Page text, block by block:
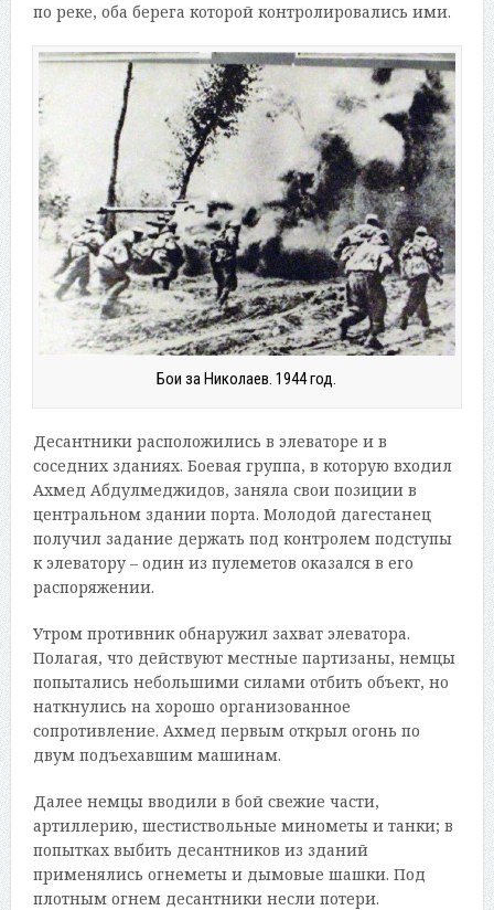
по реке, оба берега которой контролировались ими.
Бои за Николаев. 1944 год.
Десантники расположились в элеваторе и в
соседних зданиях. Боевая группа, в которую входил
Ахмед Абдулмеджидов, заняла свои позиции в
центральном здании порта. Молодой дагестанец
получил задание держать под контролем подступы
к элеватору – один из пулеметов оказался в его
распоряжении.
Утром противник обнаружил захват элеватора.
Полагая, что действуют местные партизаны, немцы
попытались небольшими силами отбить объект, но
наткнулись на хорошо организованное
сопротивление. Ахмед первым открыл огонь по
двум подъехавшим машинам.
Далее немцы вводили в бой свежие части,
артиллерию, шестиствольные минометы и танки; в
попытках выбить десантников из зданий
применялись огнеметы и дымовые шашки. Под
плотным огнем десантники несли потери.